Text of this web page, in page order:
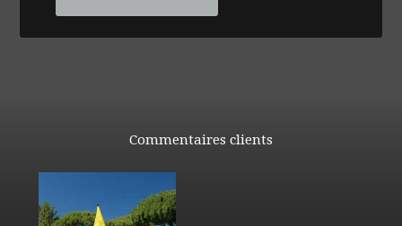
Commentaires clients